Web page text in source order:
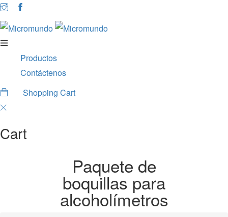
Productos
Contáctenos
Shopping Cart
Cart
Paquete de
boquillas para
alcoholímetros